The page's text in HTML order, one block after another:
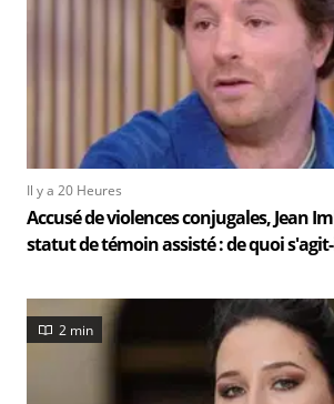
Il y a 20 Heures
Accusé de violences conjugales, Jean
statut de témoin assisté : de quoi
2 min